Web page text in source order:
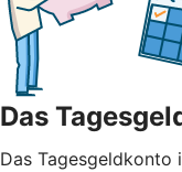
Das
Das Tagesgeldkonto